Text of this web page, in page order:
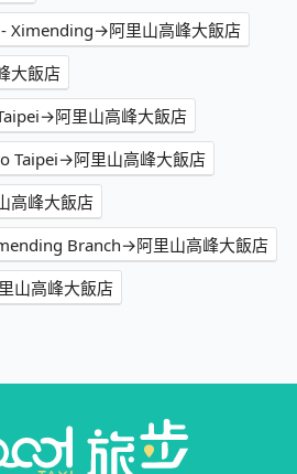
- Ximending→阿里山高峰大飯店
大飯店
阿里山高峰大飯店
Taipei→阿里山高峰大飯店
高峰大飯店
Branch→阿里山高峰大飯店
山高峰大飯店